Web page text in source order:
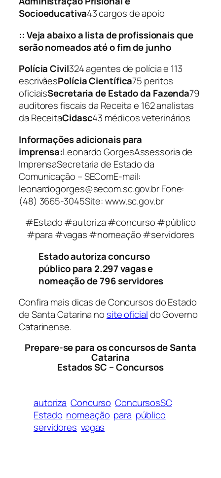
Socioeducativa43 cargos de apoio
:: Veja abaixo a lista de profissionais que
serão nomeados até o fim de junho
Polícia Civil324 agentes de polícia e 113
escrivãesPolícia Científica75 peritos
oficiaisSecretaria de Estado da Fazenda79
auditores fiscais da Receita e 162 analistas
da ReceitaCidasc43 médicos veterinários
Informações adicionais para
imprensa:Leonardo GorgesAssessoria de
ImprensaSecretaria de Estado da
Comunicação – SEComE-mail:
leonardogorges@secom.sc.gov.br Fone:
(48) 3665-3045Site: www.sc.gov.br
#Estado #autoriza #concurso #público
#para #vagas #nomeação #servidores
Estado autoriza concurso
público para 2.297 vagas e
nomeação de 796 servidores
Confira mais dicas de Concursos do Estado
de Santa Catarina no site oficialdo Governo
Catarinense.
Prepare-se para os concursos de Santa
Catarina
Estados SC – Concursos
autoriza Concurso ConcursosSC
Estado nomeação para público
servidores vagas